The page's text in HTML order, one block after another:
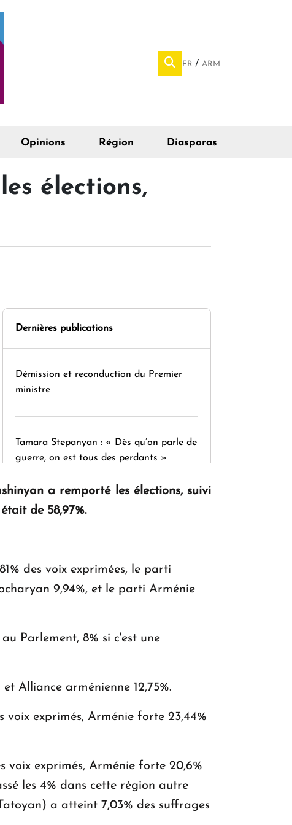
FR ARM
Opinions Région Diasporas
élections,
Dernières publications
Démission et reconduction du Premier
ministre
Tamara Stepanyan : « Dès qu’on parle de
guerre, on est tous des perdants »
" Tant qu'il n'existe pas d'alternative
KASA : 30 ans d'audace, de résilience et
a remporté les élections, suivi
de 58,97%.
des voix exprimées, le parti
9,94%, et le parti Arménie
Parlement, 8% si c'est une
Alliance arménienne 12,75%.
exprimés, Arménie forte 23,44%
voix exprimés, Arménie forte 20,6%
les 4% dans cette région autre
a atteint 7,03% des suffrages